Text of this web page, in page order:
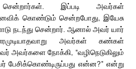
சென்றார்கள். இப்படி அவர்கள்
கொண்டும் சென்றபோது, இயேசு
நடந்து சென்றார். ஆனால் அவர் யார்
அவர்கள் கண்கள்
அவர்களை நோக்கி, “வழிநெடுகிலும்
பேசிக்கொண்டிருப்பது என்ன?” என்று